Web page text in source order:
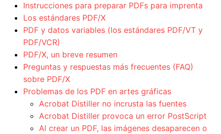
Instrucciones para preparar PDFs para imprenta
Los estándares PDF/X
PDF y datos variables (los estándares PDF/VT y
PDF/VCR)
PDF/X, un breve resumen
Preguntas y respuestas más frecuentes (FAQ)
sobre PDF/X
Problemas de los PDF en artes gráficas
Acrobat Distiller no incrusta las fuentes
Acrobat Distiller provoca un error PostScript
Al crear un PDF, las imágenes desaparecen o